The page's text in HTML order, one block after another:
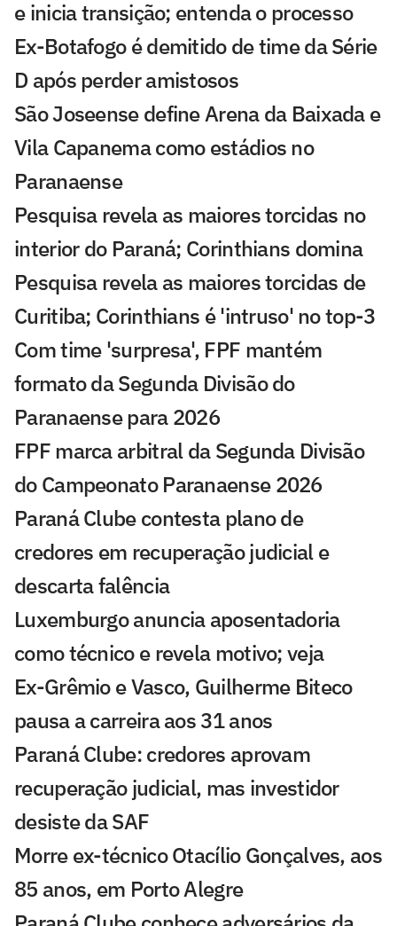
e inicia transição; entenda o processo
Ex-Botafogo é demitido de time da Série
D após perder amistosos
São Joseense define Arena da Baixada e
Vila Capanema como estádios no
Paranaense
Pesquisa revela as maiores torcidas no
interior do Paraná; Corinthians domina
Pesquisa revela as maiores torcidas de
Curitiba; Corinthians é 'intruso' no top-3
Com time 'surpresa', FPF mantém
formato da Segunda Divisão do
Paranaense para 2026
FPF marca arbitral da Segunda Divisão
do Campeonato Paranaense 2026
Paraná Clube contesta plano de
credores em recuperação judicial e
descarta falência
Luxemburgo anuncia aposentadoria
como técnico e revela motivo; veja
Ex-Grêmio e Vasco, Guilherme Biteco
pausa a carreira aos 31 anos
Paraná Clube: credores aprovam
recuperação judicial, mas investidor
desiste da SAF
Morre ex-técnico Otacílio Gonçalves, aos
85 anos, em Porto Alegre